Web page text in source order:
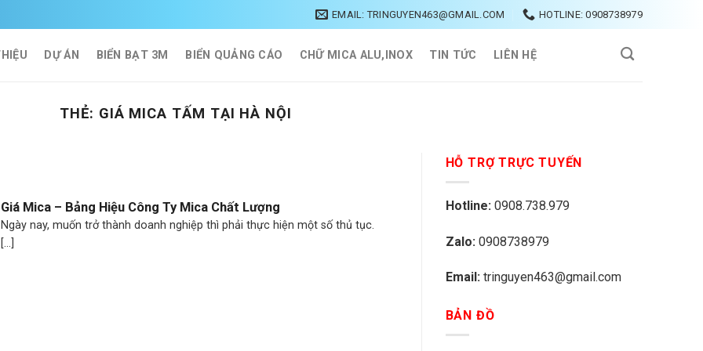
EMAIL: TRINGUYEN463@GMAIL.COM HOTLINE: 0908738979
DỰ ÁN BIỂN BẠT 3M BIỂN QUẢNG CÁO CHỮ MICA ALU,INOX TIN TỨC LIÊN HỆ
THẺ: GIÁ MICA TẤM TẠI HÀ NỘI
Giá Mica – Bảng Hiệu Công Ty Mica Chất Lượng
Ngày nay, muốn trở thành doanh nghiệp thì phải thực hiện một số thủ tục.
[...]
HỖ TRỢ TRỰC TUYẾN
Hotline: 0908.738.979
Zalo: 0908738979
Email: tringuyen463@gmail.com
BẢN ĐỒ